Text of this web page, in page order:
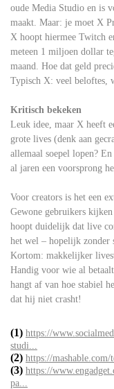
oude Media Studio en is
maakt. Maar: je moet X
X hoopt hiermee Twitch
meteen 1 miljoen dollar
maand. Hoe dat geld
Typisch X: veel beloftes,
Kritisch bekeken
Leuk idee, maar X heeft
grote lives (denk aan
allemaal soepel lopen?
al jaren een voorsprong
Voor creators is het een
Gewone gebruikers
hoopt duidelijk dat live
het wel – hopelijk zonder
Kortom: makkelijker
Handig voor wie al
hangt af van hoe stabiel
dat hij niet crasht!
(1) https://
studi...
(2) https://
(3) https://
pa...